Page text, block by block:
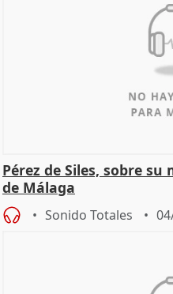
Pérez de Siles, sobre
de Málaga
Sonido Totales